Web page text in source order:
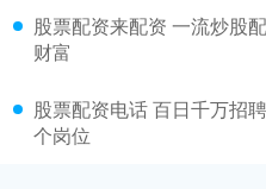
股票配资来配资 一流炒股
财富
股票配资电话 百日千万招
个岗位